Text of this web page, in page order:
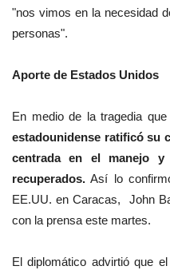
"nos vimos en la necesidad
personas".
Aporte de Estados Unidos
En medio de la tragedia
estadounidense ratificó su
centrada en el manejo y
recuperados. Así lo
EE.UU. en Caracas, John
con la prensa este martes.
El diplomático advirtió que